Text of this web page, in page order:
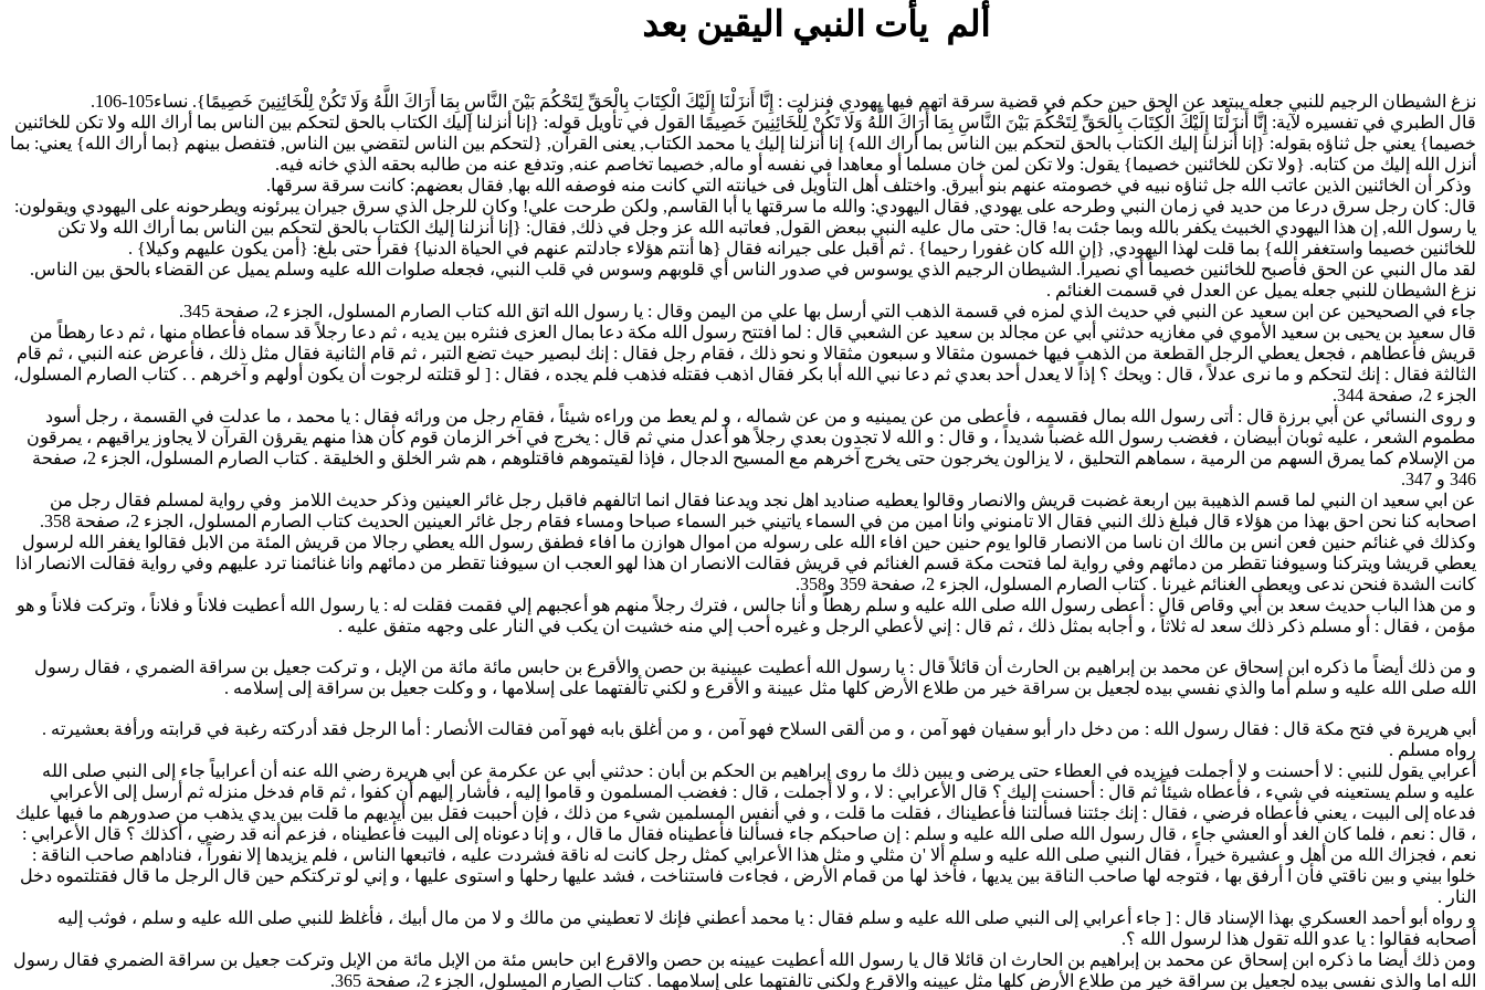
ألم يأت النبي اليقين بعد
نزغ الشيطان الرجيم للنبي جعله يبتعد عن الحق حين حكم في قضية سرقة اتهم فيها يهودي فنزلت : إِنَّا أَنزَلْنَا إِلَيْكَ الْكِتَابَ بِالْحَقِّ لِتَحْكُمَ بَيْنَ النَّاسِ بِمَا أَرَاكَ اللَّهُ وَلَا تَكُنْ لِلْخَائِنِينَ خَصِيمًا}. نساء105-106.
قال الطبري في تفسيره لآية: إِنَّا أَنزَلْنَا إِلَيْكَ الْكِتَابَ بِالْحَقِّ لِتَحْكُمَ بَيْنَ النَّاسِ بِمَا أَرَاكَ اللَّهُ وَلَا تَكُنْ لِلْخَائِنِينَ خَصِيمًا القول في تأويل قوله: {إنا أنزلنا إليك الكتاب بالحق لتحكم بين الناس بما أراك الله ولا تكن للخائنين
خصيما} يعني جل ثناؤه بقوله: {إنا أنزلنا إليك الكتاب بالحق لتحكم بين الناس بما أراك الله} إنا أنزلنا إليك يا محمد الكتاب, يعنى القرآن, {لتحكم بين الناس لتقضي بين الناس, فتفصل بينهم {بما أراك الله} يعني: بما
أنزل الله إليك من كتابه. {ولا تكن للخائنين خصيما} يقول: ولا تكن لمن خان مسلما أو معاهدا في نفسه أو ماله, خصيما تخاصم عنه, وتدفع عنه من طالبه بحقه الذي خانه فيه.
وذكر أن الخائنين الذين عاتب الله جل ثناؤه نبيه في خصومته عنهم بنو أبيرق. واختلف أهل التأويل فى خيانته التي كانت منه فوصفه الله بها, فقال بعضهم: كانت سرقة سرقها.
قال: كان رجل سرق درعا من حديد في زمان النبي وطرحه على يهودي, فقال اليهودي: والله ما سرقتها يا أبا القاسم, ولكن طرحت علي! وكان للرجل الذي سرق جيران يبرئونه ويطرحونه على اليهودي ويقولون:
يا رسول الله, إن هذا اليهودي الخبيث يكفر بالله وبما جئت به! قال: حتى مال عليه النبي ببعض القول, فعاتبه الله عز وجل في ذلك, فقال: {إنا أنزلنا إليك الكتاب بالحق لتحكم بين الناس بما أراك الله ولا تكن
للخائنين خصيما واستغفر الله} بما قلت لهذا اليهودي, {إن الله كان غفورا رحيما} . ثم أقبل على جيرانه فقال {ها أنتم هؤلاء جادلتم عنهم في الحياة الدنيا} فقرأ حتى بلغ: {أمن يكون عليهم وكيلا} .
لقد مال النبي عن الحق فأصبح للخائنين خصيماً أي نصيراً. الشيطان الرجيم الذي يوسوس في صدور الناس أي قلوبهم وسوس في قلب النبي، فجعله صلوات الله عليه وسلم يميل عن القضاء بالحق بين الناس.
نزغ الشيطان للنبي جعله يميل عن العدل في قسمت الغنائم .
جاء في الصحيحين عن ابن سعيد عن النبي في حديث الذي لمزه في قسمة الذهب التي أرسل بها علي من اليمن وقال : يا رسول الله اتق الله كتاب الصارم المسلول، الجزء 2، صفحة 345.
قال سعيد بن يحيى بن سعيد الأموي في مغازيه حدثني أبي عن مجالد بن سعيد عن الشعبي قال : لما افتتح رسول الله مكة دعا بمال العزى فنثره بين يديه ، ثم دعا رجلاً قد سماه فأعطاه منها ، ثم دعا رهطاً من
قريش فأعطاهم ، فجعل يعطي الرجل القطعة من الذهب فيها خمسون مثقالا و سبعون مثقالا و نحو ذلك ، فقام رجل فقال : إنك لبصير حيث تضع التبر ، ثم قام الثانية فقال مثل ذلك ، فأعرض عنه النبي ، ثم قام
الثالثة فقال : إنك لتحكم و ما نرى عدلاً ، قال : ويحك ؟ إذاً لا يعدل أحد بعدي ثم دعا نبي الله أبا بكر فقال اذهب فقتله فذهب فلم يجده ، فقال : [ لو قتلته لرجوت أن يكون أولهم و آخرهم . . كتاب الصارم المسلول،
الجزء 2، صفحة 344.
و روى النسائي عن أبي برزة قال : أتى رسول الله بمال فقسمه ، فأعطى من عن يمينيه و من عن شماله ، و لم يعط من وراءه شيئاً ، فقام رجل من ورائه فقال : يا محمد ، ما عدلت في القسمة ، رجل أسود
مطموم الشعر ، عليه ثوبان أبيضان ، فغضب رسول الله غضباً شديداً ، و قال : و الله لا تجدون بعدي رجلاً هو أعدل مني ثم قال : يخرج في آخر الزمان قوم كأن هذا منهم يقرؤن القرآن لا يجاوز يراقيهم ، يمرقون
من الإسلام كما يمرق السهم من الرمية ، سماهم التحليق ، لا يزالون يخرجون حتى يخرج آخرهم مع المسيح الدجال ، فإذا لقيتموهم فاقتلوهم ، هم شر الخلق و الخليقة . كتاب الصارم المسلول، الجزء 2، صفحة
346 و 347.
عن ابي سعيد ان النبي لما قسم الذهيبة بين اربعة غضبت قريش والانصار وقالوا يعطيه صناديد اهل نجد ويدعنا فقال انما اتالفهم فاقبل رجل غائر العينين وذكر حديث اللامز وفي رواية لمسلم فقال رجل من
اصحابه كنا نحن احق بهذا من هؤلاء قال فبلغ ذلك النبي فقال الا تامنوني وانا امين من في السماء ياتيني خبر السماء صباحا ومساء فقام رجل غائر العينين الحديث كتاب الصارم المسلول، الجزء 2، صفحة 358.
وكذلك في غنائم حنين فعن انس بن مالك ان ناسا من الانصار قالوا يوم حنين حين افاء الله على رسوله من اموال هوازن ما افاء فطفق رسول الله يعطي رجالا من قريش المئة من الابل فقالوا يغفر الله لرسول
يعطي قريشا ويتركنا وسيوفنا تقطر من دمائهم وفي رواية لما فتحت مكة قسم الغنائم في قريش فقالت الانصار ان هذا لهو العجب ان سيوفنا تقطر من دمائهم وانا غنائمنا ترد عليهم وفي رواية فقالت الانصار اذا
كانت الشدة فنحن ندعى ويعطى الغنائم غيرنا . كتاب الصارم المسلول، الجزء 2، صفحة 359 و358.
و من هذا الباب حديث سعد بن أبي وقاص قال : أعطى رسول الله صلى الله عليه و سلم رهطاً و أنا جالس ، فترك رجلاً منهم هو أعجبهم إلي فقمت فقلت له : يا رسول الله أعطيت فلاناً و فلاناً ، وتركت فلاناً و هو
مؤمن ، فقال : أو مسلم ذكر ذلك سعد له ثلاثاً ، و أجابه بمثل ذلك ، ثم قال : إني لأعطي الرجل و غيره أحب إلي منه خشيت ان يكب في النار على وجهه متفق عليه .
و من ذلك أيضاً ما ذكره ابن إسحاق عن محمد بن إبراهيم بن الحارث أن قائلاً قال : يا رسول الله أعطيت عيينية بن حصن والأقرع بن حابس مائة مائة من الإبل ، و تركت جعيل بن سراقة الضمري ، فقال رسول
الله صلى الله عليه و سلم أما والذي نفسي بيده لجعيل بن سراقة خير من طلاع الأرض كلها مثل عيينة و الأقرع و لكني تألفتهما على إسلامها ، و وكلت جعيل بن سراقة إلى إسلامه .
أبي هريرة في فتح مكة قال : فقال رسول الله : من دخل دار أبو سفيان فهو آمن ، و من ألقى السلاح فهو آمن ، و من أغلق بابه فهو آمن فقالت الأنصار : أما الرجل فقد أدركته رغبة في قرابته ورأفة بعشيرته .
رواه مسلم .
أعرابي يقول للنبي : لا أحسنت و لا أجملت فيزيده في العطاء حتى يرضى و يبين ذلك ما روى إبراهيم بن الحكم بن أبان : حدثني أبي عن عكرمة عن أبي هريرة رضي الله عنه أن أعرابياً جاء إلى النبي صلى الله
عليه و سلم يستعينه في شيء ، فأعطاه شيئاً ثم قال : أحسنت إليك ؟ قال الأعرابي : لا ، و لا أجملت ، قال : فغضب المسلمون و قاموا إليه ، فأشار إليهم أن كفوا ، ثم قام فدخل منزله ثم أرسل إلى الأعرابي
فدعاه إلى البيت ، يعني فأعطاه فرضي ، فقال : إنك جئتنا فسألتنا فأعطيناك ، فقلت ما قلت ، و في أنفس المسلمين شيء من ذلك ، فإن أحببت فقل بين أيديهم ما قلت بين يدي يذهب من صدورهم ما فيها عليك
، قال : نعم ، فلما كان الغد أو العشي جاء ، قال رسول الله صلى الله عليه و سلم : إن صاحبكم جاء فسألنا فأعطيناه فقال ما قال ، و إنا دعوناه إلى البيت فأعطيناه ، فزعم أنه قد رضي ، أكذلك ؟ قال الأعرابي :
نعم ، فجزاك الله من أهل و عشيرة خيراً ، فقال النبي صلى الله عليه و سلم ألا 'ن مثلي و مثل هذا الأعرابي كمثل رجل كانت له ناقة فشردت عليه ، فاتبعها الناس ، فلم يزيدها إلا نفوراً ، فناداهم صاحب الناقة :
خلوا بيني و بين ناقتي فأن ا أرفق بها ، فتوجه لها صاحب الناقة بين يديها ، فأخذ لها من قمام الأرض ، فجاءت فاستناخت ، فشد عليها رحلها و استوى عليها ، و إني لو تركتكم حين قال الرجل ما قال فقتلتموه دخل
النار .
و رواه أبو أحمد العسكري بهذا الإسناد قال : [ جاء أعرابي إلى النبي صلى الله عليه و سلم فقال : يا محمد أعطني فإنك لا تعطيني من مالك و لا من مال أبيك ، فأغلظ للنبي صلى الله عليه و سلم ، فوثب إليه
أصحابه فقالوا : يا عدو الله تقول هذا لرسول الله ؟.
ومن ذلك أيضا ما ذكره ابن إسحاق عن محمد بن إبراهيم بن الحارث ان قائلا قال يا رسول الله أعطيت عيينه بن حصن والاقرع ابن حابس مئة من الإبل مائة من الإبل وتركت جعيل بن سراقة الضمري فقال رسول
الله اما والذي نفسي بيده لجعيل بن سراقة خير من طلاع الأرض كلها مثل عيينه والاقرع ولكني تالفتهما على إسلامهما . كتاب الصارم المسلول، الجزء 2، صفحة 365.